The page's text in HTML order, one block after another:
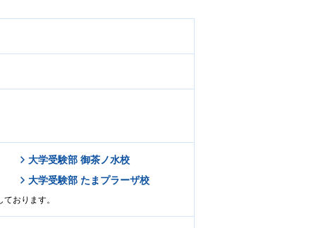
大学受験部 御茶ノ水校
大学受験部 たまプラーザ校
おります。